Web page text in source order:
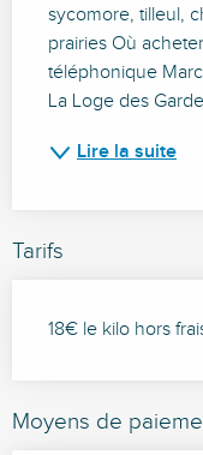
sycomore, tilleul,
prairies Où
téléphonique
La Loge des
Lire la suite
Tarifs
18€ le kilo hors
Moyens de